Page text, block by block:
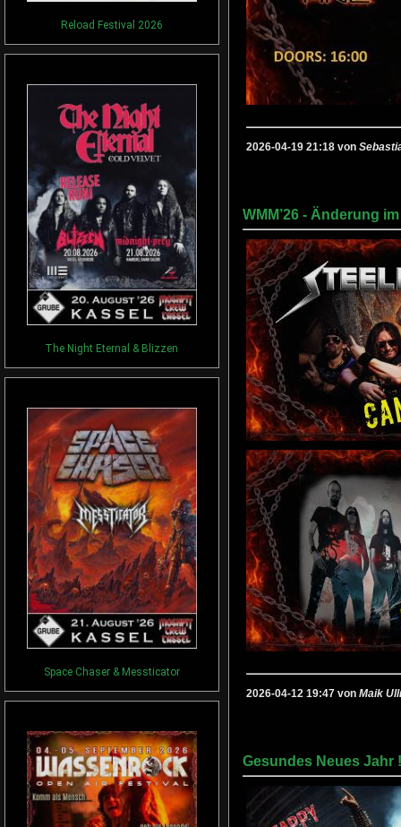
Reload Festival 2026
The Night Eternal & Blizzen
Space Chaser & Messticator
2026-04-19 21:18 von
WMM’26 - Änderung
2026-04-12 19:47 von Maik
Gesundes Neues Jahr !